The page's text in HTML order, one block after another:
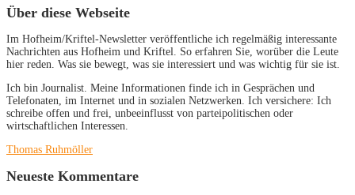
Über diese Webseite
Im Hofheim/Kriftel-Newsletter veröffentliche ich regelmäßig interessante
Nachrichten aus Hofheim und Kriftel. So erfahren Sie, worüber die Leute
hier reden. Was sie bewegt, was sie interessiert und was wichtig für sie ist.
Ich bin Journalist. Meine Informationen finde ich in Gesprächen und
Telefonaten, im Internet und in sozialen Netzwerken. Ich versichere: Ich
schreibe offen und frei, unbeeinflusst von parteipolitischen oder
wirtschaftlichen Interessen.
Thomas Ruhmöller
Neueste Kommentare